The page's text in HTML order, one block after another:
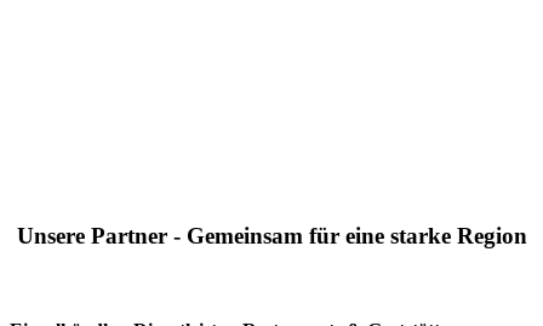
Unsere Partner - Gemeinsam für eine starke Region